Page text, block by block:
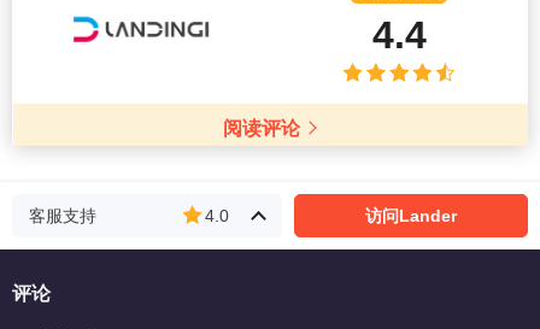
4.4
阅读评论
客服支持 4.0 访问Lander
评论